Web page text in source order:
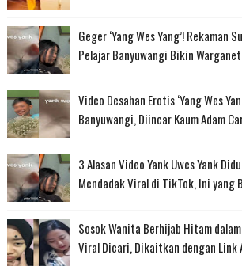
Geger ‘Yang Wes Yang’! Rekaman
Pelajar Banyuwangi Bikin
Video Desahan Erotis ‘Yang Wes
Banyuwangi, Diincar Kaum Adam
3 Alasan Video Yank Uwes Yank
Mendadak Viral di TikTok, Ini yang
Sosok Wanita Berhijab Hitam
Viral Dicari, Dikaitkan dengan Link